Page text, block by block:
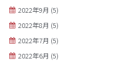
2022年9月 (5)
2022年8月 (5)
2022年7月 (5)
2022年6月 (5)